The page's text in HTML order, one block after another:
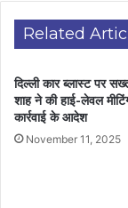
Related
दिल्ली कार ब्लास्ट पर
शाह ने की हाई-लेवल
कार्रवाई के आदेश
November 11, 2025